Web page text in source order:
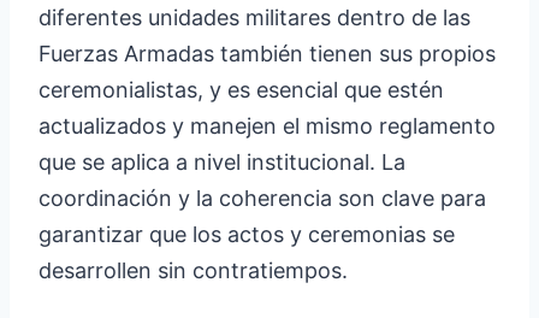
diferentes unidades militares dentro de las
Fuerzas Armadas también tienen sus propios
ceremonialistas, y es esencial que estén
actualizados y manejen el mismo reglamento
que se aplica a nivel institucional. La
coordinación y la coherencia son clave para
garantizar que los actos y ceremonias se
desarrollen sin contratiempos.